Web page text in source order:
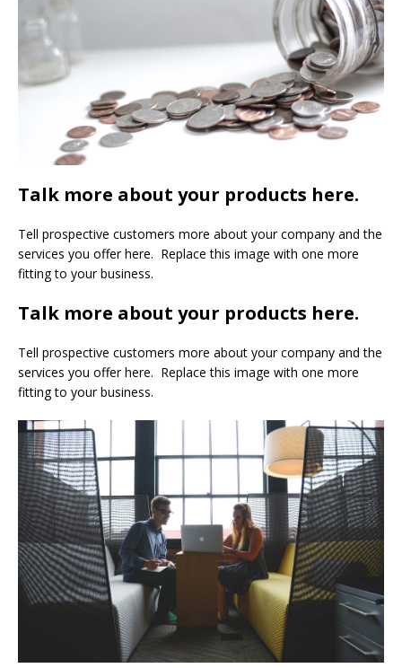
Talk more about your products here.
Tell prospective customers more about your company and the
services you offer here. Replace this image with one more
fitting to your business.
Talk more about your products here.
Tell prospective customers more about your company and the
services you offer here. Replace this image with one more
fitting to your business.